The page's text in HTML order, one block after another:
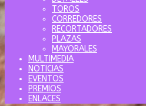
TOROS
CORREDORES
RECORTADORES
PLAZAS
MAYORALES
MULTIMEDIA
NOTICIAS
EVENTOS
PREMIOS
ENLACES